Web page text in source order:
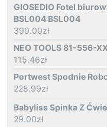
GIOSEDIO Fotel
BSL004 BSL004
399.00zł
NEO TOOLS 81-556-
115.46zł
Portwest Spodnie
228.99zł
Babyliss Spinka Z
29.00zł